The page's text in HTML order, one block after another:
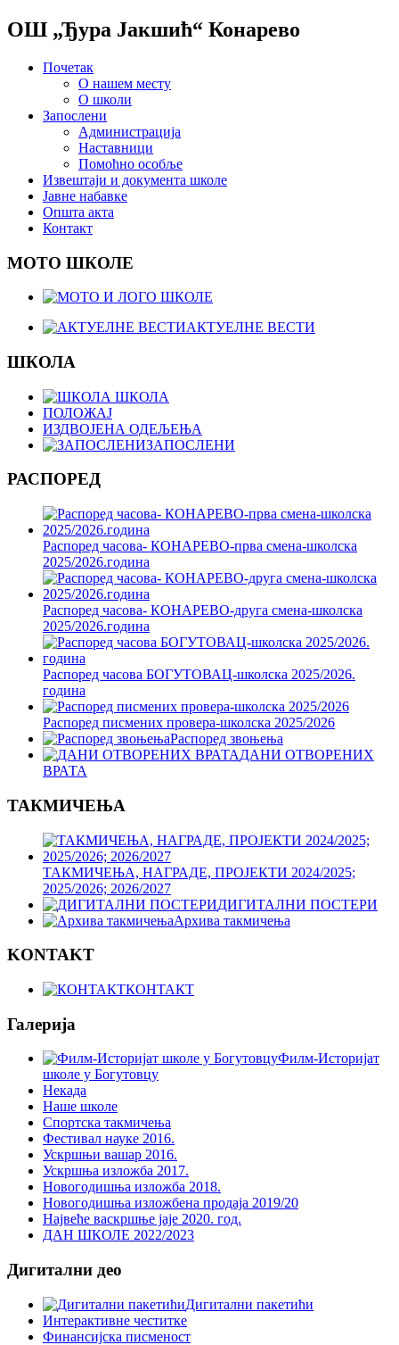
ОШ „Ђура Јакшић“ Конарево
Почетак
О нашем месту
О школи
Запослени
Администрација
Наставници
Помоћно особље
Извештаји и документа школе
Јавне набавке
Општа акта
Контакт
МОТО ШКОЛЕ
АКТУЕЛНЕ ВЕСТИ
ШКОЛА
ШКОЛА
ПОЛОЖАЈ
ИЗДВОЈЕНА ОДЕЉЕЊА
ЗАПОСЛЕНИ
РАСПОРЕД
Распоред часова- КОНАРЕВО-прва смена-школска
2025/2026.година
Распоред часова- КОНАРЕВО-друга смена-школска
2025/2026.година
Распоред часова БОГУТОВАЦ-школска 2025/2026.
година
Распоред писмених провера-школска 2025/2026
Распоред звоњења
ДАНИ ОТВОРЕНИХ
ВРАТА
ТАКМИЧЕЊА
ТАКМИЧЕЊА, НАГРАДЕ, ПРОЈЕКТИ 2024/2025;
2025/2026; 2026/2027
ДИГИТАЛНИ ПОСТЕРИ
Архива такмичења
KONTAKT
КОНТАКТ
Галерија
Филм-Историјат
школе у Богутовцу
Некада
Наше школе
Спортска такмичења
Фестивал науке 2016.
Ускршњи вашар 2016.
Ускршња изложба 2017.
Новогодишња изложба 2018.
Новогодишња изложбена продаја 2019/20
Највеће васкршње јаје 2020. год.
ДАН ШКОЛЕ 2022/2023
Дигитални део
Дигитални пакетићи
Интерактивне честитке
Финансијска писменост